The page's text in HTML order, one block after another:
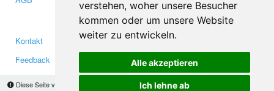
verstehen, woher unsere Besucher
kommen oder um unsere Website
weiter zu entwickeln.
Alle akzeptieren
Ich lehne ab
Diese Seite verwendet Cookies, um Informationen auf Ihrem Computer zu speichern.
Medien
Kontakt
Feedback
Facebook
Twitter
YouTube